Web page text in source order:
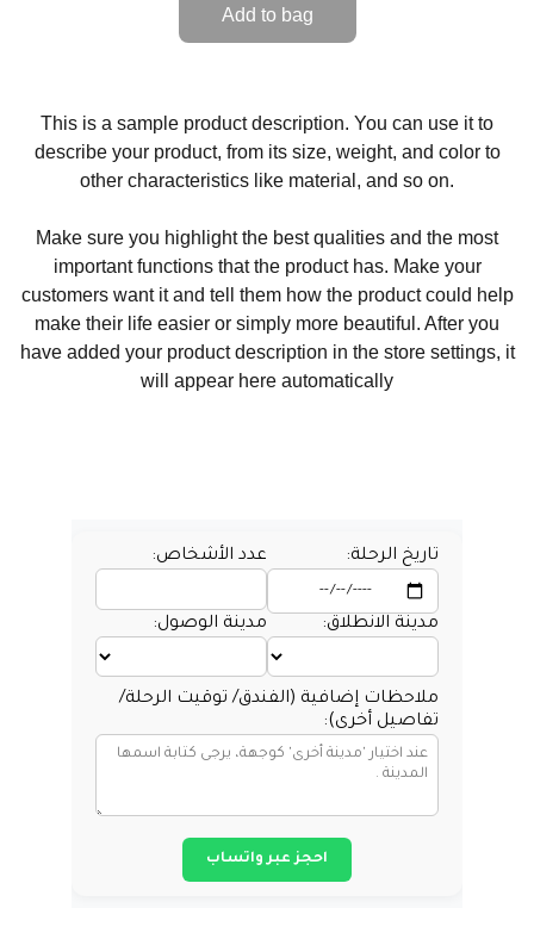
Add to bag
This is a sample product description. You can use it to
describe your product, from its size, weight, and color to
other characteristics like material, and so on.
Make sure you highlight the best qualities and the most
important functions that the product has. Make your
customers want it and tell them how the product could help
make their life easier or simply more beautiful. After you
have added your product description in the store settings, it
will appear here automatically